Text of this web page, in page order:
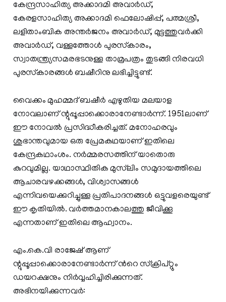
കേന്ദ്രസാഹിത്യ അക്കാദമി അവാർഡ്,
കേരളസാഹിത്യ അക്കാദമി ഫെലോഷിപ്പ്, പത്മശ്രീ,
ലളിതാംബിക അന്തർജനം അവാർഡ്, മുട്ടത്തുവർക്കി
അവാർഡ്, വള്ളത്തോൾ പുരസ്‌കാരം,
സ്വാതന്ത്ര്യസമരഭടനുള്ള താമ്രപത്രം തുടങ്ങി നിരവധി
പുരസ്‌കാരങ്ങൾ ബഷീറിനു ലഭിച്ചിട്ടുണ്ട്.
വൈക്കം മുഹമ്മദ് ബഷീര്‍ എഴുതിയ മലയാള
നോവലാണ് ന്റുപ്പൂപ്പാക്കൊരാനേണ്ടാര്‍ന്ന്. 1951ലാണ്
ഈ നോവല്‍ പ്രസിദ്ധീകരിച്ചത്. മനോഹരവും
ശുഭാന്തവുമായ ഒരു പ്രേമകഥയാണ് ഇതിലെ
കേന്ദ്രകഥാംശം. നർമ്മരസത്തിന് യാതൊരു
കുറവുമില്ല. യാഥാസ്ഥിതിക മുസ്‌ലിം സമുദായത്തിലെ
ആചാരവഴക്കങ്ങൾ, വിശ്വാസങ്ങൾ
എന്നിവയെക്കുറിച്ചുള്ള പ്രതിപാദനങ്ങൾ ഒട്ടുവളരെയുണ്ട്
ഈ കൃതിയിൽ. വർത്തമാനകാലത്തു ജീവിക്കൂ
എന്നതാണ് ഇതിലെ ആഹ്വാനം.
എം.കെ.വി രാജേഷ് ആണ്
ന്റുപ്പൂപ്പാക്കൊരാനേണ്ടാര്‍ന്ന് ന്‍റെ സ്ക്രിപ്റ്റും
ഡയറക്ഷനും നിര്‍വ്വഹിച്ചിരിക്കുന്നത്.
അഭിനയിക്കുന്നവര്‍: